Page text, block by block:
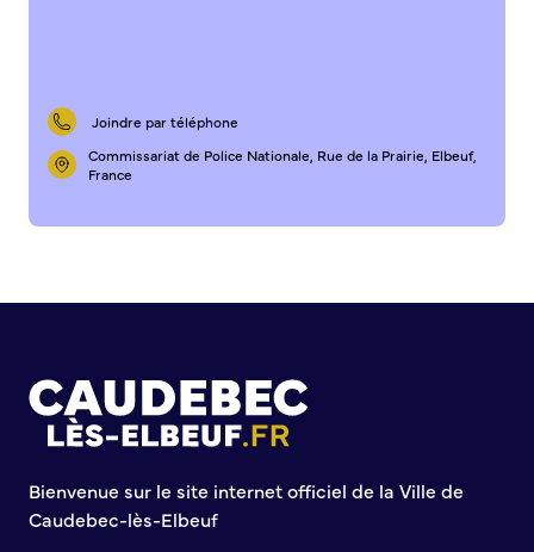
Joindre par téléphone
Commissariat de Police Nationale, Rue de la Prairie, Elbeuf,
France
Bienvenue sur le site internet officiel de la Ville de
Caudebec-lès-Elbeuf
Journal municipal
Le Territoire
La Métropole de Rouen Normandie
Espace Bourvil
Médiathèque Boris Vian
Studio Gainsbourg
Vie associative